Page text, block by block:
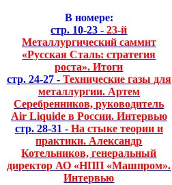
В номере:
стр. 10-23 - 23-й
Металлургический саммит
«Русская Сталь: стратегия
роста». Итоги
стр. 24-27 - Технические газы для
металлургии. Артем
Серебренников, руководитель
Air Liquide в России. Интервью
стр. 28-31 - На стыке теории и
практики. Александр
Котельников, генеральный
директор АО «НПП «Машпром».
Интервью